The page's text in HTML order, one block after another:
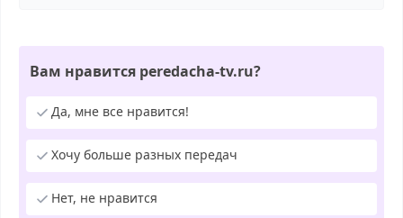
Вам нравится peredacha-tv.ru?
Да, мне все нравится!
Хочу больше разных передач
Нет, не нравится